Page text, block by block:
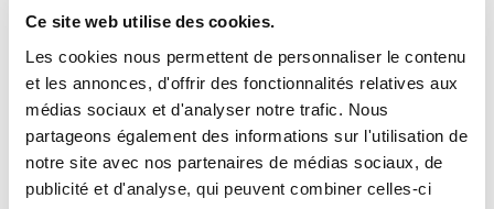
Ce site web utilise des cookies.
Les cookies nous permettent de personnaliser le contenu
et les annonces, d'offrir des fonctionnalités relatives aux
médias sociaux et d'analyser notre trafic. Nous
partageons également des informations sur l'utilisation de
notre site avec nos partenaires de médias sociaux, de
publicité et d'analyse, qui peuvent combiner celles-ci
dans le mélanome. Par ailleurs, ils ont pu montrer que
la signature transcriptomique des cellules dendritiques
sécrétoires était identique dans différents cancers et
dans des pathologies inflammatoires non
cancéreuses. La mise en évidence de ces nouveaux
mécanismes fondamentaux de l’immunité ouvrent des
perspectives clinique en matière d’immunothérapie.